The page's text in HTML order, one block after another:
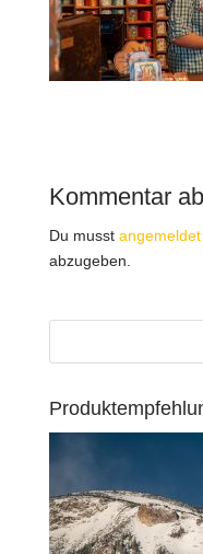
Kommentar
Du musst angemeldet
abzugeben.